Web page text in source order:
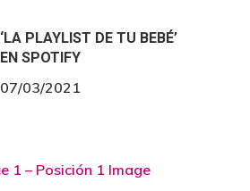
‘LA PLAYLIST DE TU BEBÉ’
EN SPOTIFY
07/03/2021